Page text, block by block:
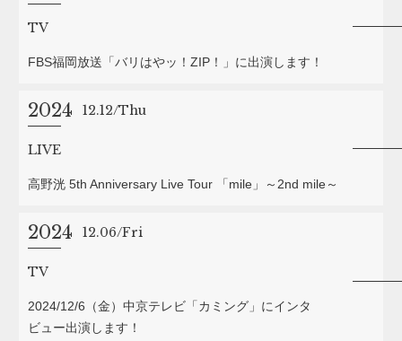
TV
FBS福岡放送「バリはやッ！ZIP！」に出演します！
2024 12.12 Thu
LIVE
高野洸 5th Anniversary Live Tour 「mile」～2nd mile～
2024 12.06 Fri
TV
2024/12/6（金）中京テレビ「カミング」にインタ
ビュー出演します！